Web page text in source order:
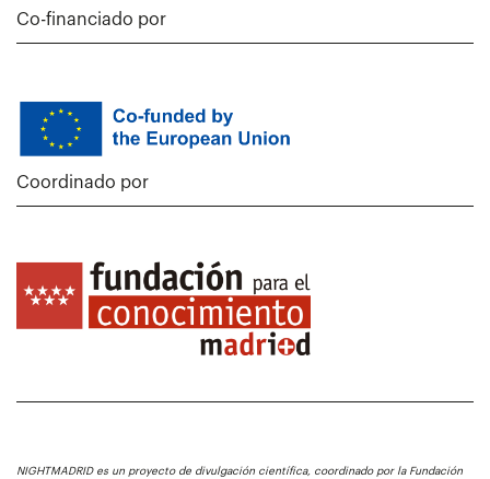
Co-financiado por
Coordinado por
NIGHTMADRID es un proyecto de divulgación científica, coordinado por la Fundación